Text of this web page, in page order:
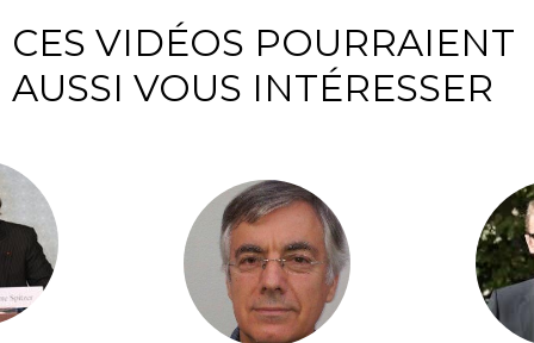
CES VIDÉOS POURRAIENT
AUSSI VOUS INTÉRESSER